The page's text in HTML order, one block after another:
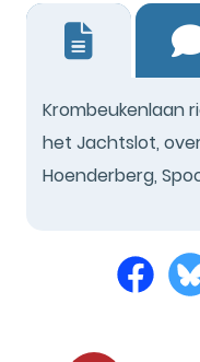
Krombeukenlaan
het Jachtslot,
Hoenderberg,